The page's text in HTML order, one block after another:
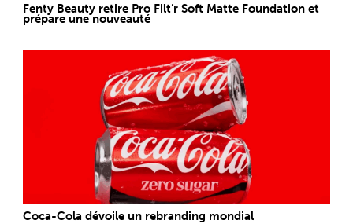
Fenty Beauty retire Pro Filt’r Soft Matte Foundation et
prépare une nouveauté
Coca-Cola dévoile un rebranding mondial